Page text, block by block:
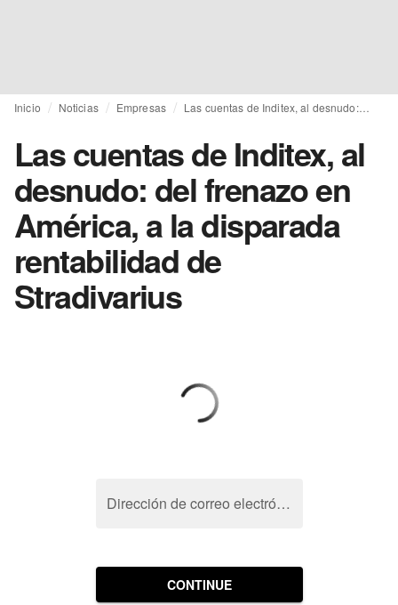
Inicio Noticias Empresas Las cuentas de Inditex, al desnudo: del frenazo en América, a la disparada rentabilidad de Stradivarius
Las cuentas de Inditex, al
desnudo: del frenazo en
América, a la disparada
rentabilidad de
Stradivarius
Dirección de correo electrónico
CONTINUE